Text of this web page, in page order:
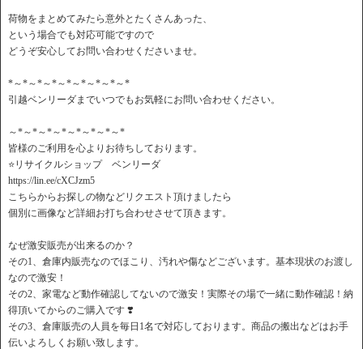
荷物をまとめてみたら意外とたくさんあった、
という場合でも対応可能ですので
どうぞ安心してお問い合わせくださいませ。
*～*～*～*～*～*～*～*～*
引越ベンリーダまでいつでもお気軽にお問い合わせください。
～*～*～*～*～*～*～*～*
皆様のご利用を心よりお待ちしております。
⭐️リサイクルショップ ベンリーダ
https://lin.ee/cXCJzm5
こちらからお探しの物などリクエスト頂けましたら
個別に画像など詳細お打ち合わせさせて頂きます。
なぜ激安販売が出来るのか？
その1、倉庫内販売なのでほこり、汚れや傷などございます。基本現状のお渡し
なので激安！
その2、家電など動作確認してないので激安！実際その場で一緒に動作確認！納
得頂いてからのご購入です ❣️
その3、倉庫販売の人員を毎日1名で対応しております。商品の搬出などはお手
伝いよろしくお願い致します。